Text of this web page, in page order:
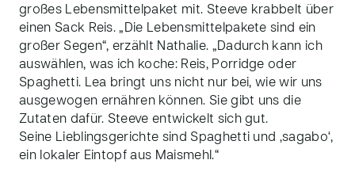
großes Lebensmittelpaket mit. Steeve krabbelt über
einen Sack Reis. „Die Lebensmittelpakete sind ein
großer Segen“, erzählt Nathalie. „Dadurch kann ich
auswählen, was ich koche: Reis, Porridge oder
Spaghetti. Lea bringt uns nicht nur bei, wie wir uns
ausgewogen ernähren können. Sie gibt uns die
Zutaten dafür. Steeve entwickelt sich gut.
Seine Lieblingsgerichte sind Spaghetti und ‚sagabo‘,
ein lokaler Eintopf aus Maismehl.“